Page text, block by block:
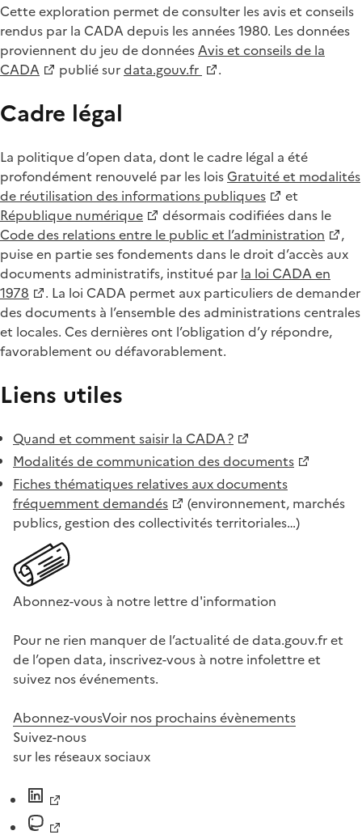
Cette exploration permet de consulter les avis et conseils
rendus par la CADA depuis les années 1980. Les données
proviennent du jeu de donnéesAvis et conseils de la
CADA
publié surdata.gouv.fr .
Cadre légal
La politique d’open data, dont le cadre légal a été
profondément renouvelé par les loisGratuité et modalités
de réutilisation des informations publiques
et
République numérique
désormais codifiées dans le
Code des relations entre le public et l’administration
,
puise en partie ses fondements dans le droit d’accès aux
documents administratifs, institué par la loi CADA en
1978
. La loi CADA permet aux particuliers de demander
des documents à l’ensemble des administrations centrales
et locales. Ces dernières ont l’obligation d’y répondre,
favorablement ou défavorablement.
Liens utiles
Quand et comment saisir la CADA ?
Modalités de communication des documents
Fiches thématiques relatives aux documents
fréquemment demandés
(environnement, marchés
publics, gestion des collectivités territoriales…)
Abonnez-vous à notre lettre d'information
Pour ne rien manquer de l’actualité de data.gouv.fr et
de l’open data, inscrivez-vous à notre infolettre et
suivez nos événements.
Abonnez-vousVoir nos prochains évènements
Suivez-nous
sur les réseaux sociaux